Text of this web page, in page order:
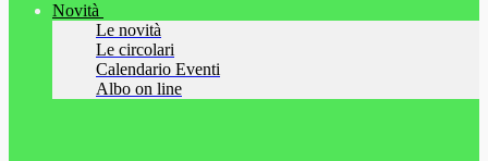
Novità
Le novità
Le circolari
Calendario Eventi
Albo on line